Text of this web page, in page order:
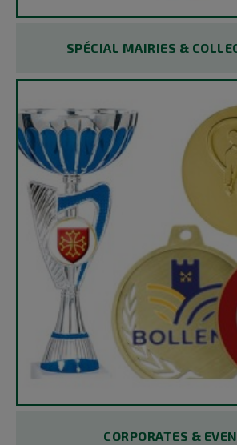
SPÉCIAL MAIRIES &
CORPORATES &